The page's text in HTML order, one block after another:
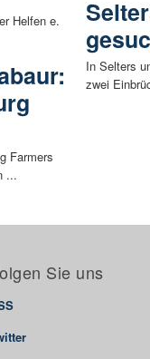
Helfen e.
Farmers
...
In Selters
zwei
Sie uns